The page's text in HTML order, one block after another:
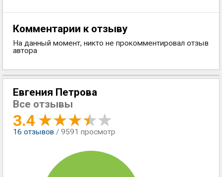
Комментарии к отзыву
На данный момент, никто не прокомментировал отзыв
автора
Евгения Петрова
Все отзывы
3.4
16 отзывов / 9591 просмотр